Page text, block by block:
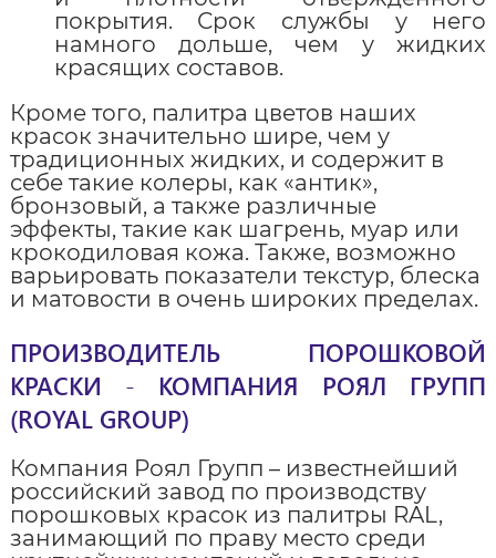
покрытия. Срок службы у него
намного дольше, чем у жидких
красящих составов.
Кроме того, палитра цветов наших
красок значительно шире, чем у
традиционных жидких, и содержит в
себе такие колеры, как «антик»,
бронзовый, а также различные
эффекты, такие как шагрень, муар или
крокодиловая кожа. Также, возможно
варьировать показатели текстур, блеска
и матовости в очень широких пределах.
ПРОИЗВОДИТЕЛЬ ПОРОШКОВОЙ
КРАСКИ - КОМПАНИЯ РОЯЛ ГРУПП
(ROYAL GROUP)
Компания Роял Групп – известнейший
российский завод по производству
порошковых красок из палитры RAL,
занимающий по праву место среди